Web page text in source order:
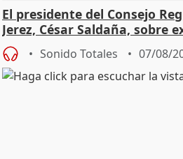
El presidente del Consejo
Jerez, César Saldaña, sobre
Sonido Totales 07/08/